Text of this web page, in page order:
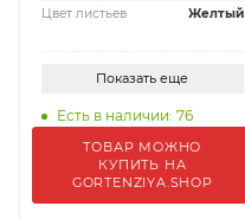
Цвет листьев Желтый
Показать еще
Есть в наличии: 76
ТОВАР МОЖНО
КУПИТЬ НА
GORTENZIYA.SHOP